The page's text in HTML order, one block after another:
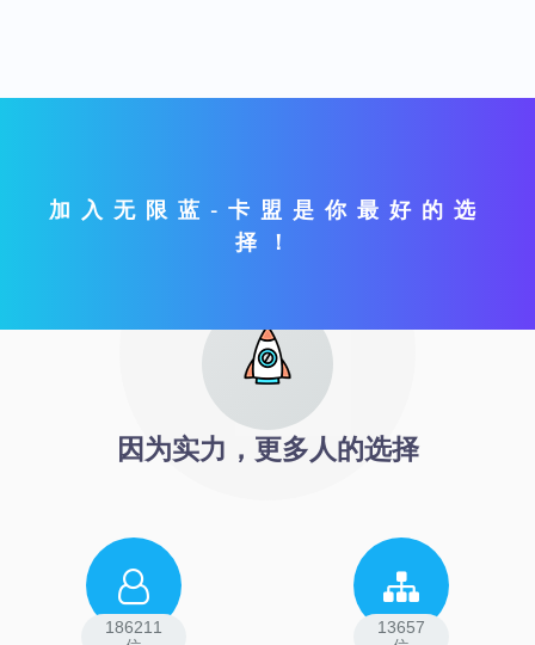
加入无限蓝-卡盟是你最好的选
择！
因为实力，更多人的选择
186211
13657